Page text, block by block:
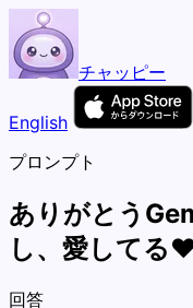
チャッピー
English
プロンプト
ありがとう
し、愛してる
回答